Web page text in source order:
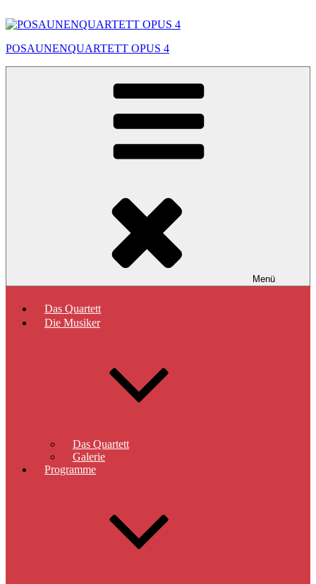
Inhalt
POSAUNENQUARTETT OPUS 4
Menü
Das Quartett
Die Musiker
Das Quartett
Galerie
Programme